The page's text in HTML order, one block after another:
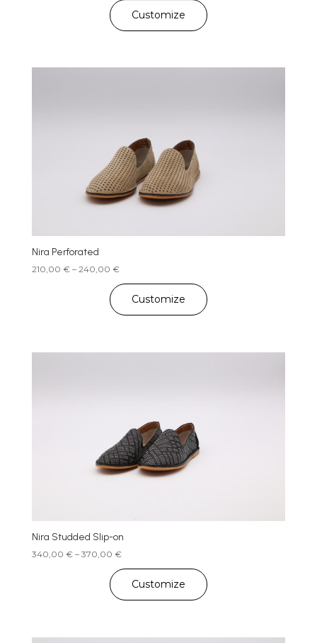
190,00 €
through
Customize
Nira Perforated
210,00 € – 240,00 €Price
range:
210,00 €
through
Customize
Nira Studded Slip-on
340,00 € – 370,00 €Price
range:
340,00 €
through
Customize